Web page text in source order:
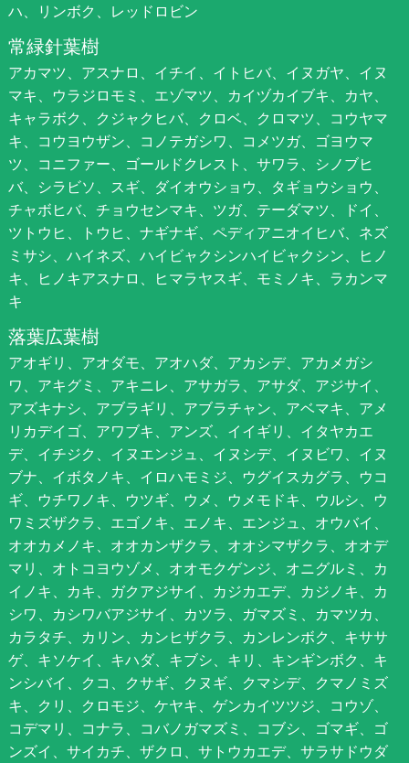
ハ、リンボク、レッドロビン
常緑針葉樹
アカマツ、アスナロ、イチイ、イトヒバ、イヌガヤ、イヌ
マキ、ウラジロモミ、エゾマツ、カイヅカイブキ、カヤ、
キャラボク、クジャクヒバ、クロベ、クロマツ、コウヤマ
キ、コウヨウザン、コノテガシワ、コメツガ、ゴヨウマ
ツ、コニファー、ゴールドクレスト、サワラ、シノブヒ
バ、シラビソ、スギ、ダイオウショウ、タギョウショウ、
チャボヒバ、チョウセンマキ、ツガ、テーダマツ、ドイ、
ツトウヒ、トウヒ、ナギナギ、ペディアニオイヒバ、ネズ
ミサシ、ハイネズ、ハイビャクシンハイビャクシン、ヒノ
キ、ヒノキアスナロ、ヒマラヤスギ、モミノキ、ラカンマ
キ
落葉広葉樹
アオギリ、アオダモ、アオハダ、アカシデ、アカメガシ
ワ、アキグミ、アキニレ、アサガラ、アサダ、アジサイ、
アズキナシ、アブラギリ、アブラチャン、アベマキ、アメ
リカデイゴ、アワブキ、アンズ、イイギリ、イタヤカエ
デ、イチジク、イヌエンジュ、イヌシデ、イヌビワ、イヌ
ブナ、イボタノキ、イロハモミジ、ウグイスカグラ、ウコ
ギ、ウチワノキ、ウツギ、ウメ、ウメモドキ、ウルシ、ウ
ワミズザクラ、エゴノキ、エノキ、エンジュ、オウバイ、
オオカメノキ、オオカンザクラ、オオシマザクラ、オオデ
マリ、オトコヨウゾメ、オオモクゲンジ、オニグルミ、カ
イノキ、カキ、ガクアジサイ、カジカエデ、カジノキ、カ
シワ、カシワバアジサイ、カツラ、ガマズミ、カマツカ、
カラタチ、カリン、カンヒザクラ、カンレンボク、キササ
ゲ、キソケイ、キハダ、キブシ、キリ、キンギンボク、キ
ンシバイ、クコ、クサギ、クヌギ、クマシデ、クマノミズ
キ、クリ、クロモジ、ケヤキ、ゲンカイツツジ、コウゾ、
コデマリ、コナラ、コバノガマズミ、コブシ、ゴマギ、ゴ
ンズイ、サイカチ、ザクロ、サトウカエデ、サラサドウダ